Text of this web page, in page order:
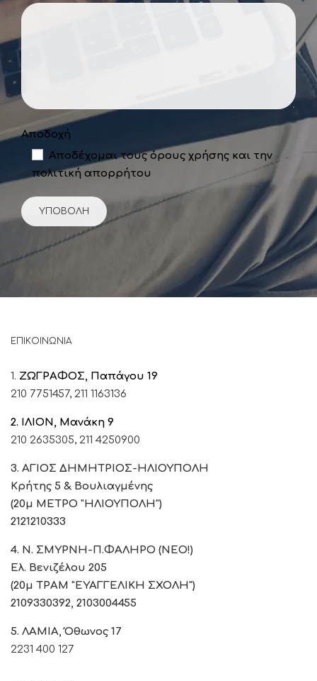
Αποδοχή
Αποδέχομαι τους όρους χρήσης και την
πολιτική απορρήτου
ΕΠΙΚΟΙΝΩΝΙΑ
1. ΖΩΓΡΑΦΟΣ, Παπάγου 19
210 7751457, 211 1163136
2. ΙΛΙΟΝ, Μανάκη 9
210 2635305, 211 4250900
3. ΑΓΙΟΣ ΔΗΜΗΤΡΙΟΣ-ΗΛΙΟΥΠΟΛΗ
Κρήτης 5 & Βουλιαγμένης
(20μ ΜΕΤΡΟ "ΗΛΙΟΥΠΟΛΗ")
2121210333
4. Ν. ΣΜΥΡΝΗ-Π.ΦΑΛΗΡΟ (ΝΕΟ!)
Ελ. Βενιζέλου 205
(20μ ΤΡΑΜ "ΕΥΑΓΓΕΛΙΚΗ ΣΧΟΛΗ")
2109330392, 2103004455
5. ΛΑΜΙΑ, Όθωνος 17
2231 400 127